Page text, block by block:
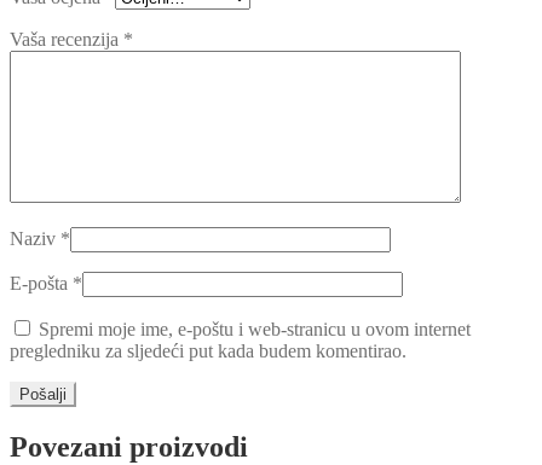
Vaša recenzija *
Naziv *
E-pošta *
Spremi moje ime, e-poštu i web-stranicu u ovom internet
pregledniku za sljedeći put kada budem komentirao.
Povezani proizvodi